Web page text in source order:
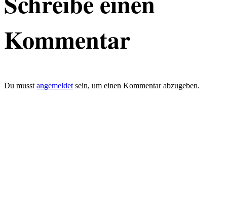
Kommentar
Du musst angemeldet sein, um einen Kommentar abzugeben.